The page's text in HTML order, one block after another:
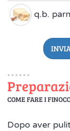
q.b.
COME FARE I
Dopo aver